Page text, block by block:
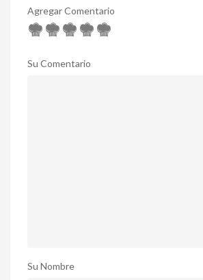
Agregar Comentario
Su Comentario
Su Nombre